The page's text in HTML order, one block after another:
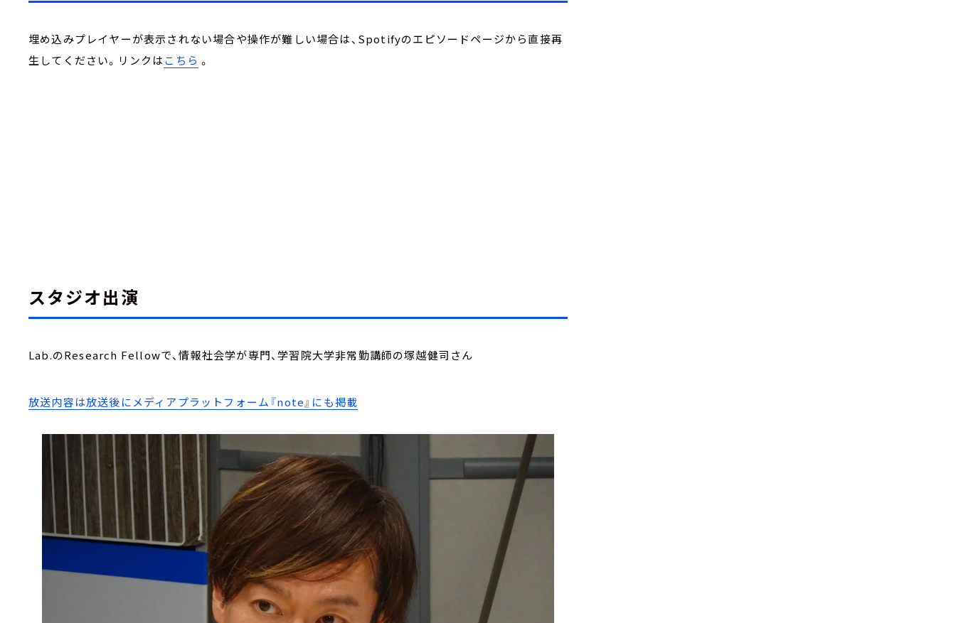
埋め込みプレイヤーが表示されない場合や操作が難しい場合は、Spotifyのエピソードページから直接再
生してください。リンクはこちら 。
スタジオ出演
Lab.のResearch Fellowで、情報社会学が専門、学習院大学非常勤講師の塚越健司さん
放送内容は放送後にメディアプラットフォーム『note』にも掲載